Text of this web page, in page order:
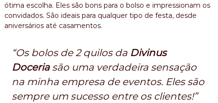
ótima escolha. Eles são bons para o bolso e impressionam os
convidados. São ideais para qualquer tipo de festa, desde
aniversários até casamentos.
“Os bolos de 2 quilos da Divinus
Doceriasão uma verdadeira sensação
na minha empresa de eventos. Eles são
sempre um sucesso entre os clientes!”